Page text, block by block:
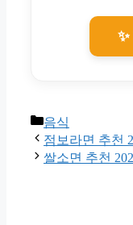
Categories
음식
점보라면 추천
쌀소면 추천